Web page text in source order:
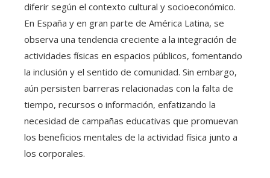
diferir según el contexto cultural y socioeconómico.
En España y en gran parte de América Latina, se
observa una tendencia creciente a la integración de
actividades físicas en espacios públicos, fomentando
la inclusión y el sentido de comunidad. Sin embargo,
aún persisten barreras relacionadas con la falta de
tiempo, recursos o información, enfatizando la
necesidad de campañas educativas que promuevan
los beneficios mentales de la actividad física junto a
los corporales.